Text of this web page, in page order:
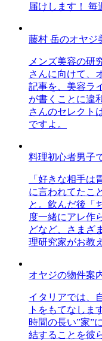
届けします！ 毎
藤村 岳のオヤジ
メンズ美容の研
さんに向けて、
記事を、美容ラ
が書くことに違
さんのセレクト
ですよ。
料理初心者男子
「好きな相手は
に言われてたこ
と。飲んだ後「
度一緒にアレ作
どなど、さまざ
理研究家がお教
オヤジの物件案
イタリアでは、
トをもてなしま
時間の長い”家”
結することを彼